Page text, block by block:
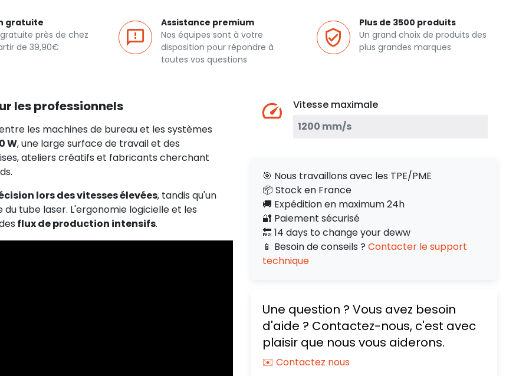
gratuite
près de chez
de 39,90€
Assistance premium
Nos équipes sont à votre
disposition pour répondre à
toutes vos questions
Plus de 3500 produits
Un grand choix de produits des
plus grandes marques
les professionnels
les machines de bureau et les systèmes
W, une large surface de travail et des
ateliers créatifs et fabricants cherchant
lors des vitesses élevées, tandis qu'un
tube laser. L'ergonomie logicielle et les
flux de production intensifs.
Vitesse maximale
1200 mm/s
🎯 Nous travaillons avec les TPE/PME
📦 Stock en France
🚚 Expédition en maximum 24h
🔐 Paiement sécurisé
🔙 14 days to change your deww
📱 Besoin de conseils ? Contacter le support
technique
Une question ? Vous avez besoin
d'aide ? Contactez-nous, c'est avec
plaisir que nous vous aiderons.
✉️ Contactez nous